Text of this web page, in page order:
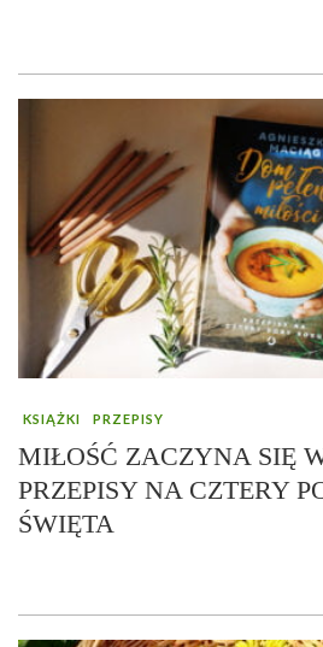
KSIĄŻKI PRZEPISY
MIŁOŚĆ ZACZYNA SIĘ
PRZEPISY NA CZTERY
ŚWIĘTA